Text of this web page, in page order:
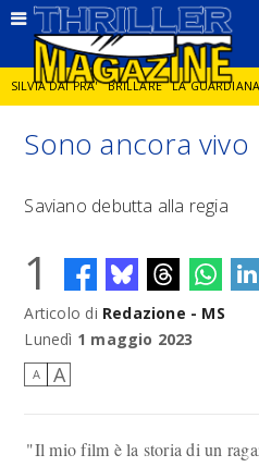
SILVIA DAI PRA' BRILLARE LA GUARDIANA
JORGE DIAZ LA SPIA DELITTO IN CORNICE
Sono ancora vivo
Saviano debutta alla regia
1
Articolo di Redazione - MS
Lunedì 1 maggio 2023
A A
"Il mio film è la storia di un